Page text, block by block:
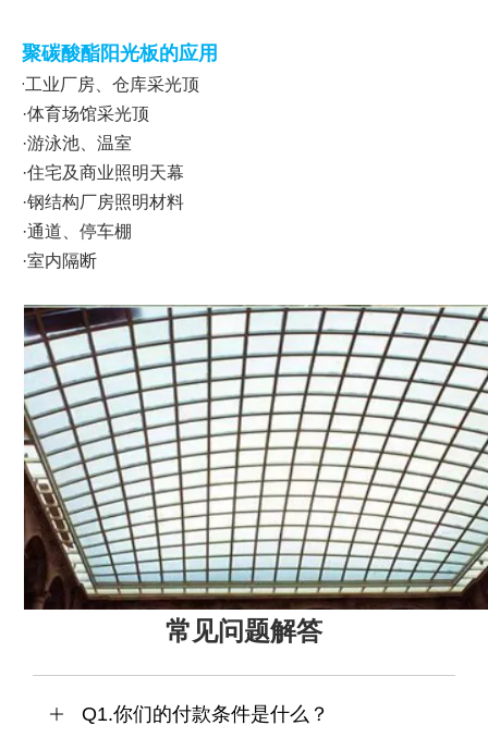
聚碳酸酯阳光板的应用
·工业厂房、仓库采光顶
·体育场馆采光顶
·游泳池、温室
·住宅及商业照明天幕
·钢结构厂房照明材料
·通道、停车棚
·室内隔断
常见问题解答
Q1.你们的付款条件是什么？